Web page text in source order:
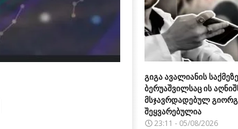
გიგა ავალიანის
ბერუაშვილსაც ის
მსჯავრდადებულ
შეყვარებულია
23:11 - 05/08/2026